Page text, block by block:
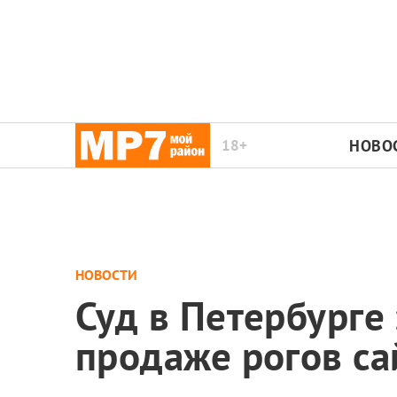
18+
НОВОСТИ
Суд в
продаже рогов